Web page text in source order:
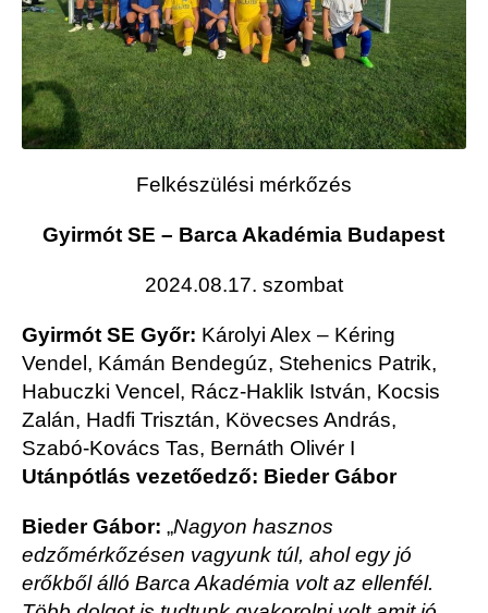
Felkészülési mérkőzés
Gyirmót SE – Barca Akadémia Budapest
2024.08.17. szombat
Gyirmót SE Győr: Károlyi Alex – Kéring
Vendel, Kámán Bendegúz, Stehenics Patrik,
Habuczki Vencel, Rácz-Haklik István, Kocsis
Zalán, Hadfi Trisztán, Kövecses András,
Szabó-Kovács Tas, Bernáth Olivér I
Utánpótlás vezetőedző: Bieder Gábor
Bieder Gábor: „Nagyon hasznos
edzőmérkőzésen vagyunk túl, ahol egy jó
erőkből álló Barca Akadémia volt az ellenfél.